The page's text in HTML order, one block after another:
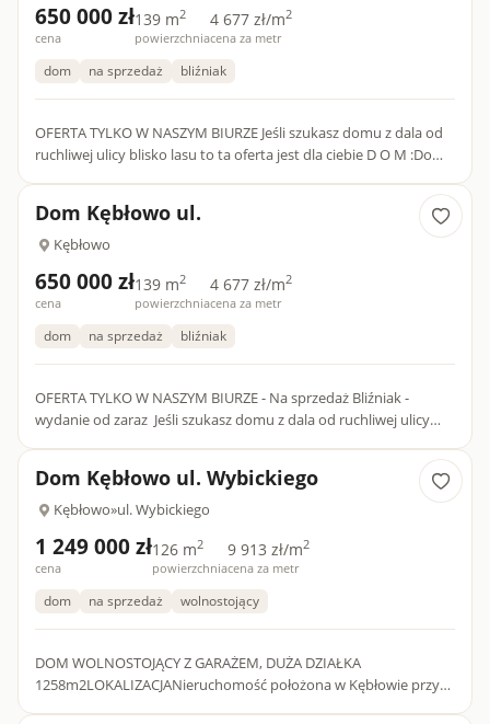
650 000 zł
cena
139 m2
powierzchnia
4 677 zł/m2
cena za metr
dom na sprzedaż bliźniak
OFERTA TYLKO W NASZYM BIURZE Jeśli szukasz domu z dala od
ruchliwej ulicy blisko lasu to ta oferta jest dla ciebie D O M :Dom
Dom Kębłowo ul.
Kębłowo
650 000 zł
cena
139 m2
powierzchnia
4 677 zł/m2
cena za metr
dom na sprzedaż bliźniak
OFERTA TYLKO W NASZYM BIURZE - Na sprzedaż Bliźniak -
wydanie od zaraz Jeśli szukasz domu z dala od ruchliwej ulicy
Dom Kębłowo ul. Wybickiego
Kębłowo»ul. Wybickiego
1 249 000 zł
cena
126 m2
powierzchnia
9 913 zł/m2
cena za metr
dom na sprzedaż wolnostojący
DOM WOLNOSTOJĄCY Z GARAŻEM, DUŻA DZIAŁKA
1258m2LOKALIZACJANieruchomość położona w Kębłowie przy